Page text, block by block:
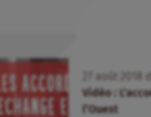
août
Vidéo :
l’Ouest